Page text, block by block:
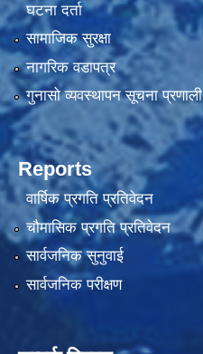
घटना दर्ता
सामाजिक सुरक्षा
नागरिक वडापत्र
गुनासो व्यवस्थापन सूचना प्रणाली
Reports
वार्षिक प्रगति प्रतिवेदन
चौमासिक प्रगति प्रतिवेदन
सार्वजनिक सुनुवाई
सार्वजनिक परीक्षण